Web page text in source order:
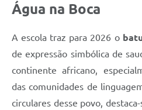
Água na Boca
A escola traz para 2026 o
de expressão simbólica de
continente africano,
das comunidades de
circulares desse povo,